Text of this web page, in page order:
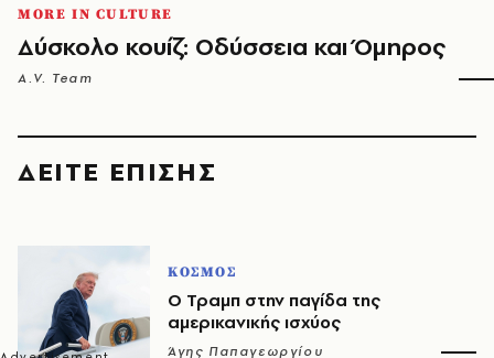
MORE IN CULTURE
Δύσκολο κουίζ: Οδύσσεια και Όμηρος
A.V. Team
ΔΕΙΤΕ ΕΠΙΣΗΣ
ΚΟΣΜΟΣ
Ο Τραμπ στην παγίδα της
αμερικανικής ισχύος
Άγης Παπαγεωργίου